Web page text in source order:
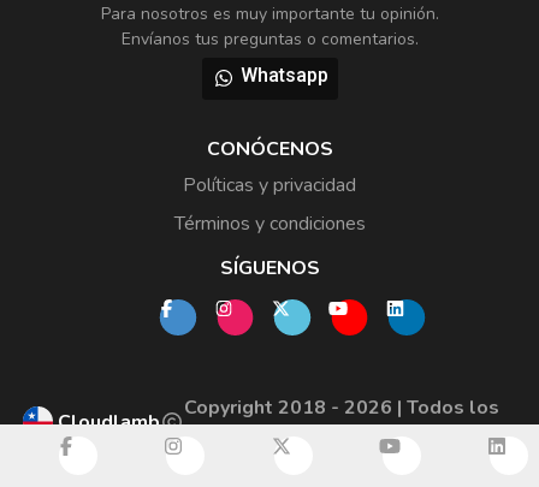
Para nosotros es muy importante tu opinión.
Envíanos tus preguntas o comentarios.
Whatsapp
CONÓCENOS
Políticas y privacidad
Términos y condiciones
SÍGUENOS
Cloudlamb
Copyright 2018 - 2026 | Todos los
derechos reservados.